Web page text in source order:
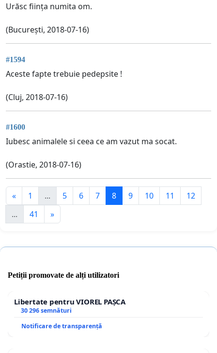
Urăsc ființa numita om.
(București, 2018-07-16)
#1594
Aceste fapte trebuie pedepsite !
(Cluj, 2018-07-16)
#1600
Iubesc animalele si ceea ce am vazut ma socat.
(Orastie, 2018-07-16)
« 1 ... 5 6 7 8 9 10 11
12
...
41 »
Petiții promovate de alți utilizatori
Libertate pentru VIOREL PAȘCA
30 296 semnături
Notificare de transparență